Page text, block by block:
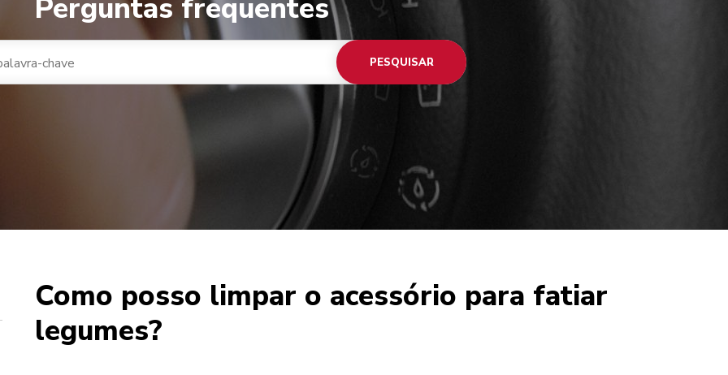
Perguntas frequentes
PESQUISAR
Como posso limpar o acessório para fatiar
legumes?
de café